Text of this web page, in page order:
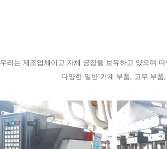
우리는 제조업체이고 자체 공장을 보유하고 있으며
다양한 일반 기계 부품, 고무 부